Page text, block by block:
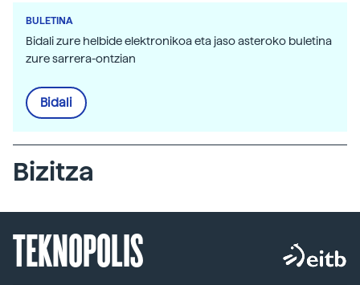
BULETINA
Bidali zure helbide elektronikoa eta jaso asteroko buletina
zure sarrera-ontzian
Bidali
Bizitza
TEKNOPOLIS